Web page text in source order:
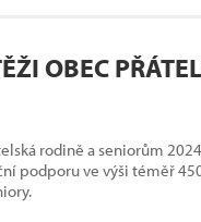
OBEC
rodině a seniorům
podporu ve výši téměř